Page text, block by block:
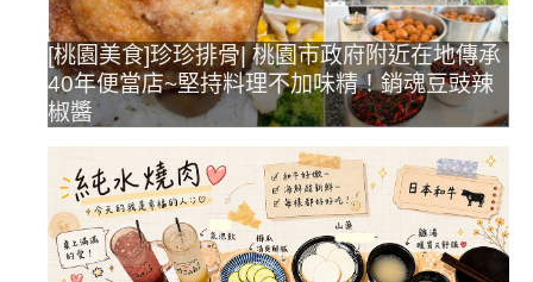
[桃園美食]珍珍排骨| 桃園市政府附近在地傳承
40年便當店~堅持料理不加味精！銷魂豆豉辣
椒醬